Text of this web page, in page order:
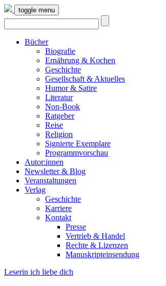
toggle menu
Bücher
Biografie
Ernährung & Kochen
Geschichte
Gesellschaft & Aktuelles
Humor & Satire
Literatur
Non-Book
Ratgeber
Reise
Religion
Signierte Exemplare
Programmvorschau
Autor:innen
Newsletter & Blog
Veranstaltungen
Verlag
Geschichte
Karriere
Kontakt
Presse
Vertrieb & Handel
Rechte & Lizenzen
Manuskripteinsendung
Leserin ich liebe dich